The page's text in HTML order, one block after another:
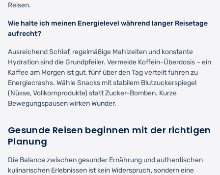
Reisen.
Wie halte ich meinen Energielevel während langer Reisetage
aufrecht?
Ausreichend Schlaf, regelmäßige Mahlzeiten und konstante
Hydration sind die Grundpfeiler. Vermeide Koffein-Überdosis – ein
Kaffee am Morgen ist gut, fünf über den Tag verteilt führen zu
Energiecrashs. Wähle Snacks mit stabilem Blutzuckerspiegel
(Nüsse, Vollkornprodukte) statt Zucker-Bomben. Kurze
Bewegungspausen wirken Wunder.
Gesunde Reisen beginnen mit der richtigen
Planung
Die Balance zwischen gesunder Ernährung und authentischen
kulinarischen Erlebnissen ist kein Widerspruch, sondern eine